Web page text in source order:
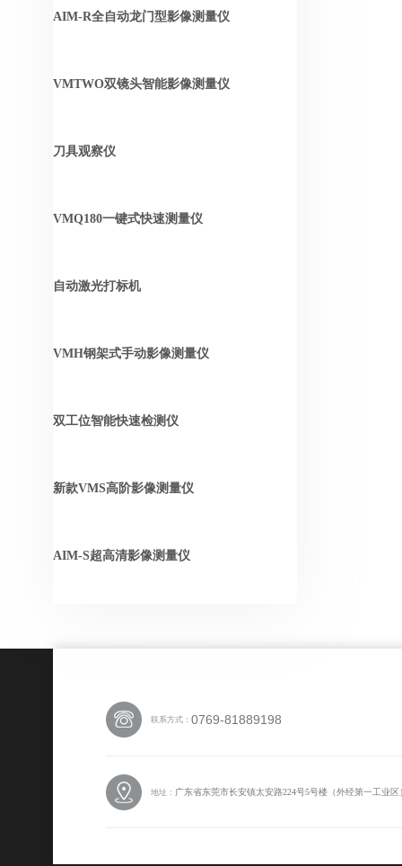
AIM-R全自动龙门型影像测量仪
VMTWO双镜头智能影像测量仪
刀具观察仪
VMQ180一键式快速测量仪
自动激光打标机
VMH钢架式手动影像测量仪
双工位智能快速检测仪
新款VMS高阶影像测量仪
AIM-S超高清影像测量仪
联系方式： 0769-81889198
地址： 广东省东莞市长安镇太安路224号5号楼（外经第一工业区